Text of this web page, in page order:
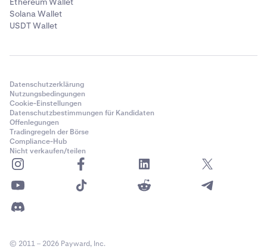
Solana Wallet
USDT Wallet
Datenschutzerklärung
Nutzungsbedingungen
Cookie-Einstellungen
Datenschutzbestimmungen für Kandidaten
Offenlegungen
Tradingregeln der Börse
Compliance-Hub
Nicht verkaufen/teilen
© 2011 – 2026 Payward, Inc.